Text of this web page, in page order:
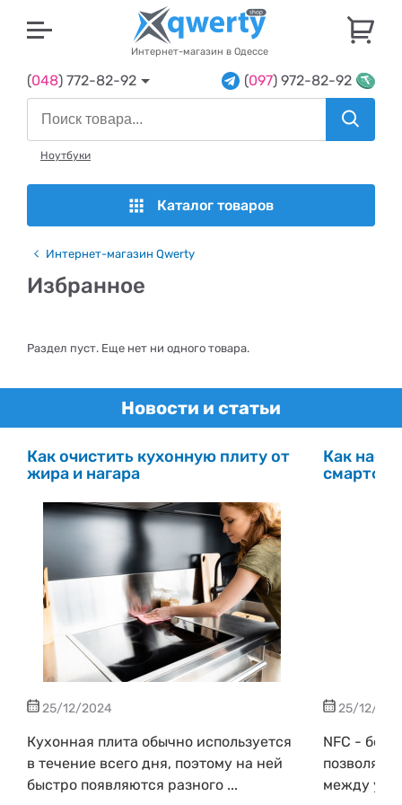
Интернет-магазин в Одессе
(048) 772-82-92 (097) 972-82-92
Ноутбуки
Каталог товаров
Интернет-магазин Qwerty
Избранное
Раздел пуст. Еще нет ни одного товара.
Новости и статьи
Как очистить кухонную плиту от
жира и нагара
25/12/2024
Кухонная плита обычно используется
в течение всего дня, поэтому на ней
быстро появляются разного ...
Как
25/12/
NFC -
между